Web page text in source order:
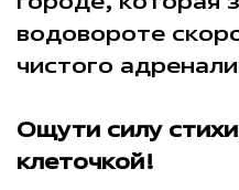
водовороте
чистого
Ощути силу
клеточкой!